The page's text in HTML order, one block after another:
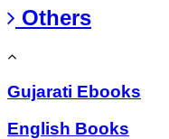
Others
Gujarati Ebooks
English Books